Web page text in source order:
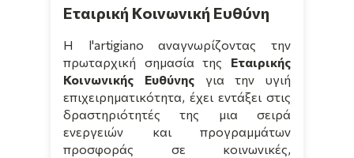
Εταιρική Κοινωνική Ευθύνη
Η l'artigiano αναγνωρίζοντας την
πρωταρχική σημασία της Εταιρικής
Κοινωνικής Ευθύνηςγια την υγιή
επιχειρηματικότητα, έχει εντάξει στις
δραστηριότητές της μια σειρά
ενεργειών και προγραμμάτων
προσφοράς σε κοινωνικές,